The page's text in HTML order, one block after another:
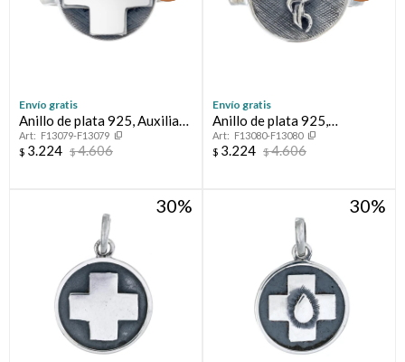
Envío gratis
Anillo de plata 925, Auxiliar
de Enfermería.
F13079-F13079
$ 3.224 $4.606
Envío gratis
Anillo de plata 925,
MEDICO.
F13080-F13080
$ 3.224 $4.606
30 30